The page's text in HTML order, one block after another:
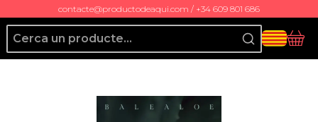
contacte@productodeaqui.com / +34 609 801 686
Producto de Aquí